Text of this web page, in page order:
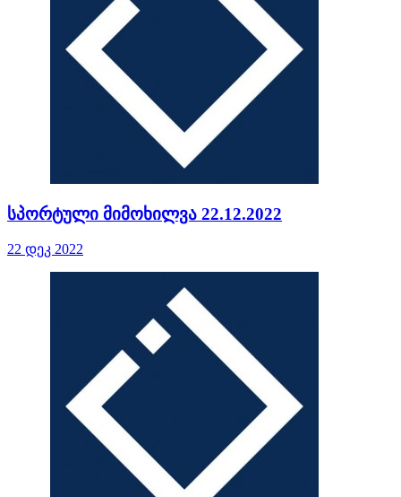
სპორტული მიმოხილვა 22.12.2022
22 დეკ 2022